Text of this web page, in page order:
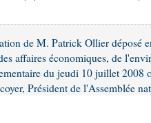
de M. Patrick Ollier déposé
affaires économiques, de
du jeudi 10 juillet 2008
Président de l'Assemblée